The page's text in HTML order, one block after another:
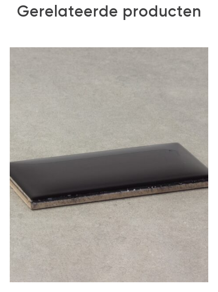
Gerelateerde producten